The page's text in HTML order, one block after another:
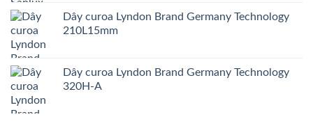
Dây curoa Lyndon Brand Germany Technology
210L15mm
Dây curoa Lyndon Brand Germany Technology
320H-A